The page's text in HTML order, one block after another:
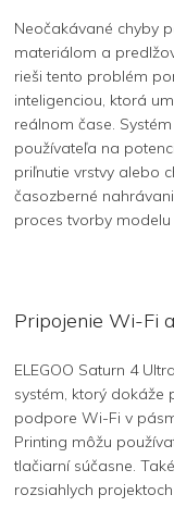
Neočakávané chyby
materiálom a
rieši tento problém
inteligenciou, ktorá
reálnom čase.
používateľa na
priľnutie vrstvy alebo
časozberné
proces tvorby
Pripojenie Wi-Fi
ELEGOO Saturn 4
systém, ktorý dokáže
podpore Wi-Fi v
Printing môžu
tlačiarní súčasne.
rozsiahlych